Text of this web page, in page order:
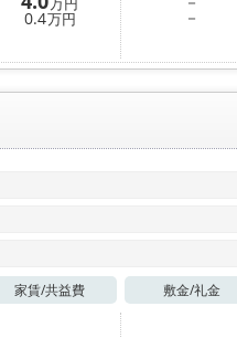
万円
0.4万円 －
家賃/共益費 敷金/礼金